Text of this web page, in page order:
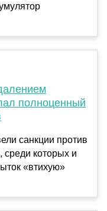
полноценный
санкции против
среди которых и
«втихую»